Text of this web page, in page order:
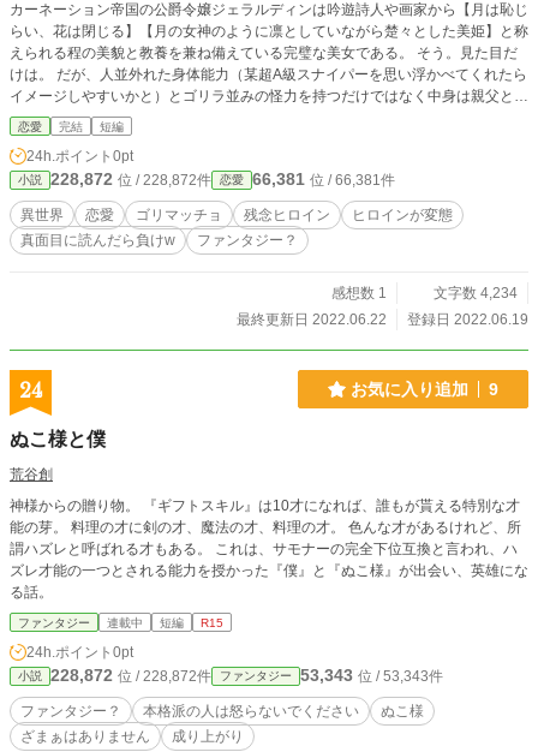
カーネーション帝国の公爵令嬢ジェラルディンは吟遊詩人や画家から【月は恥じ
らい、花は閉じる】【月の女神のように凛としていながら楚々とした美姫】と称
えられる程の美貌と教養を兼ね備えている完璧な美女である。 そう。見た目だ
けは。 だが、人並外れた身体能力（某超A級スナイパーを思い浮かべてくれたら
イメージしやすいかと）とゴリラ並みの怪力を持つだけではなく中身は親父とい
う実に残念な女性でもある。 美貌・教養・立ち居振る舞い・采配・商才・財
産・家柄 全てを持っているジェラルディンを妻にするべく貴族子息に貴族当主
が求婚をするのだが、彼女の好みはバックに無意味なキラキラを背負っている白
馬の王子様的なイケメンではない。 鋼のように鍛え抜かれた肉体と雄っぱいを
持っている、幾つもの戦場を潜り抜けてきたゴリマッチョなのだ。 「私の好み
は『僕の食事は薔薇の花弁を浮かべた紅茶だけだよ』という台詞が似合いそう
な、意味のないキラキラオーラを纏っているイケメンではなく、漢と書いておと
ゴリマッチョの裸エプロン姿･･･何て素敵なの♡あ～っ･･･想像しただけでも鼻血
が！！！ （ダメだ、この姉･･･） 己の妄想に鼻血を出してしまうジェラルディン
だけ身持ちが固い事の証。アーノルド、ジェラルディン姫を私の側室として迎え
入れたい」 ジェラルディンが早く嫁に行って欲しいと願っていた両親とアーノ
ルドは皇帝の申し出を受け入れてしまう。 自分の好みから大きくかけ離れてい
る皇帝の側室になりたくないジェラルディンは必死になって拒むのだが、そんな
姉にアーノルドが囁く。 「宮殿には騎士が居ます。もしかすると「ゴリマッチ
ョが居るのね！？待っててね！ゴリマッチョーーー！！！」 ゴリマッチョを捕
まえる為に後宮に入ったジェラルディン。 彼女はゴリマッチョの嫁になれるだ
ろうか？ 舞台は中世から近代ヨーロッパなのに料理や設備は現代的、貴族なの
に結婚に関しては現代のようにある程度自由という、ある意味乙女ゲームのよう
にファンタジーでご都合主義な上にゆるふわ設定です。 例によって例の如く、
バックグラウンドなど深く考えた話ではありません。
恋愛 完結 短編
24h.ポイント 0pt
小説 228,872 位 / 228,872件 恋愛 66,381 位 / 66,381件
異世界 恋愛 ゴリマッチョ 残念ヒロイン
ヒロインが変態
真面目に読んだら負けw
ファンタジー？
感想数 1
文字数 4,234
最終更新日 2022.06.22
登録日 2022.06.19
24 お気に入り追加 9
ぬこ様と僕
荒谷創
神様からの贈り物。 『ギフトスキル』は10才になれば、誰もが貰える特別な才
能の芽。 料理の才に剣の才、魔法の才、料理の才。 色んな才があるけれど、所
謂ハズレと呼ばれる才もある。 これは、サモナーの完全下位互換と言われ、ハ
ズレ才能の一つとされる能力を授かった『僕』と『ぬこ様』が出会い、英雄にな
る話。
ファンタジー 連載中 短編 R15
24h.ポイント 0pt
小説 228,872 位 / 228,872件 ファンタジー 53,343 位 / 53,343件
ファンタジー？ 本格派の人は怒らないでください
ぬこ様
ざまぁはありません
成り上がり